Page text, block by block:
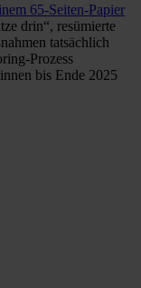
65-Seiten-Papier
drin“, resümierte
tatsächlich
Prozess
bis Ende 2025